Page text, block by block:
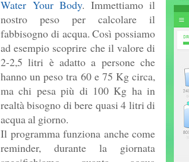
Water Your Body. Immettiamo il
nostro peso per calcolare il
fabbisogno di acqua. Così possiamo
ad esempio scoprire che il valore di
2-2,5 litri è adatto a persone che
hanno un peso tra 60 e 75 Kg circa,
ma chi pesa più di 100 Kg ha in
realtà bisogno di bere quasi 4 litri di
acqua al giorno.
Il programma funziona anche come
reminder, durante la giornata